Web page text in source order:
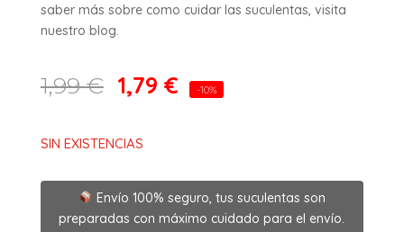
saber más sobre como cuidar las suculentas, visita
nuestro blog.
1,99€ 1,79 € -10%
SIN EXISTENCIAS
Envío 100% seguro, tus suculentas son
preparadas con máximo cuidado para el envío.